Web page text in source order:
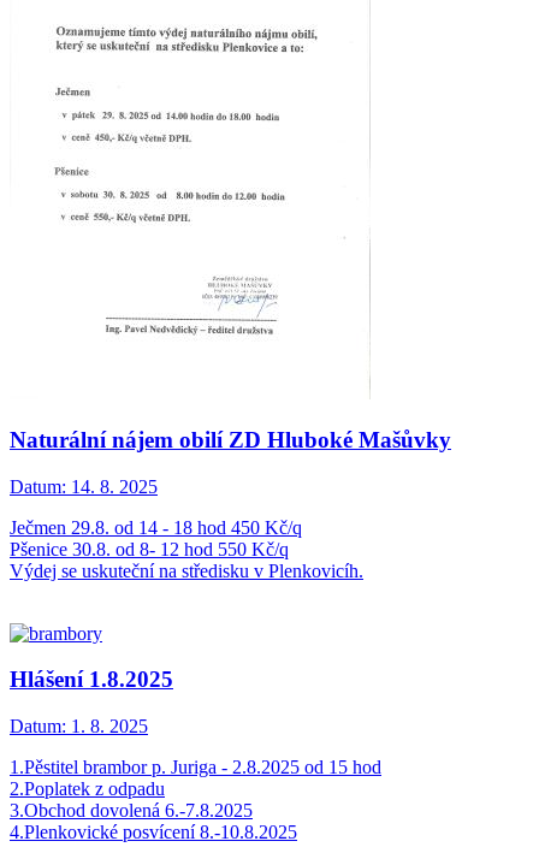
Naturální nájem obilí ZD Hluboké Mašůvky
Datum: 14. 8. 2025
Ječmen 29.8. od 14 - 18 hod 450 Kč/q
Pšenice 30.8. od 8- 12 hod 550 Kč/q
Výdej se uskuteční na středisku v Plenkovicíh.
Hlášení 1.8.2025
Datum: 1. 8. 2025
1.Pěstitel brambor p. Juriga - 2.8.2025 od 15 hod
2.Poplatek z odpadu
3.Obchod dovolená 6.-7.8.2025
4.Plenkovické posvícení 8.-10.8.2025